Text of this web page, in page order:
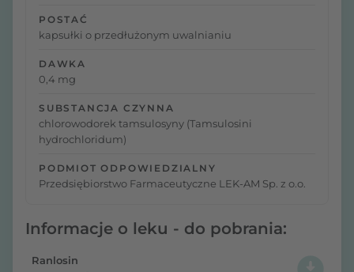
POSTAĆ
kapsułki o przedłużonym uwalnianiu
DAWKA
0,4 mg
SUBSTANCJA CZYNNA
chlorowodorek tamsulosyny (Tamsulosini
hydrochloridum)
PODMIOT ODPOWIEDZIALNY
Przedsiębiorstwo Farmaceutyczne LEK-AM Sp. z o.o.
Informacje o leku - do pobrania:
Ranlosin